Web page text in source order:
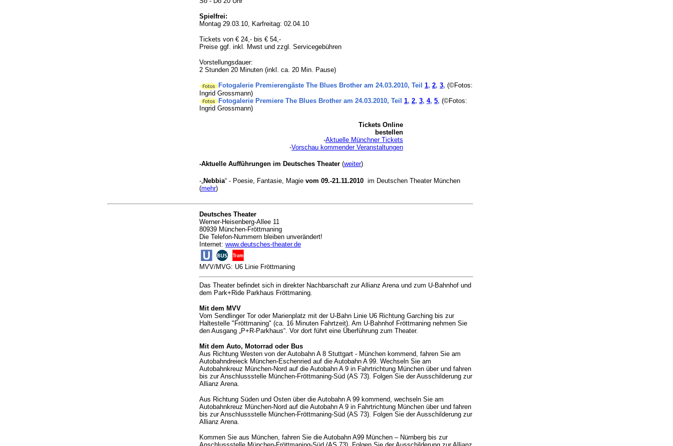
Spielfrei:
Montag 29.03.10, Karfreitag: 02.04.10
Tickets von € 24,- bis € 54,-
Preise ggf. inkl. Mwst und zzgl. Servicegebühren
Vorstellungsdauer:
2 Stunden 20 Minuten (inkl. ca. 20 Min. Pause)
Fotogalerie Premierengäste The Blues Brother am 24.03.2010, Teil 1, 2, 3, (©Fotos:
Ingrid Grossmann)
Fotogalerie Premiere The Blues Brother am 24.03.2010, Teil 1, 2, 3, 4, 5, (©Fotos:
Ingrid Grossmann)
Tickets Online
bestellen
-Aktuelle Münchner Tickets
-Vorschau kommender Veranstaltungen
-Aktuelle Aufführungen im Deutsches Theater (weiter)
-„Nebbia“ - Poesie, Fantasie, Magie vom 09.-21.11.2010 im Deutschen Theater München
(mehr)
Deutsches Theater
Werner-Heisenberg-Allee 11
80939 München-Fröttmaning
Die Telefon-Nummern bleiben unverändert!
Internet: www.deutsches-theater.de
MVV/MVG: U6 Linie Fröttmaning
Das Theater befindet sich in direkter Nachbarschaft zur Allianz Arena und zum U-Bahnhof und
dem Park+Ride Parkhaus Fröttmaning.
Mit dem MVV
Vom Sendlinger Tor oder Marienplatz mit der U-Bahn Linie U6 Richtung Garching bis zur
Haltestelle "Fröttmaning" (ca. 16 Minuten Fahrtzeit). Am U-Bahnhof Fröttmaning nehmen Sie
den Ausgang „P+R-Parkhaus“. Vor dort führt eine Überführung zum Theater.
Mit dem Auto, Motorrad oder Bus
Aus Richtung Westen von der Autobahn A 8 Stuttgart - München kommend, fahren Sie am
Autobahndreieck München-Eschenried auf die Autobahn A 99. Wechseln Sie am
Autobahnkreuz München-Nord auf die Autobahn A 9 in Fahrtrichtung München über und fahren
bis zur Anschlussstelle München-Fröttmaning-Süd (AS 73). Folgen Sie der Ausschilderung zur
Allianz Arena.
Aus Richtung Süden und Osten über die Autobahn A 99 kommend, wechseln Sie am
Autobahnkreuz München-Nord auf die Autobahn A 9 in Fahrtrichtung München über und fahren
bis zur Anschlussstelle München-Fröttmaning-Süd (AS 73). Folgen Sie der Ausschilderung zur
Allianz Arena.
Kommen Sie aus München, fahren Sie die Autobahn A99 München – Nürnberg bis zur